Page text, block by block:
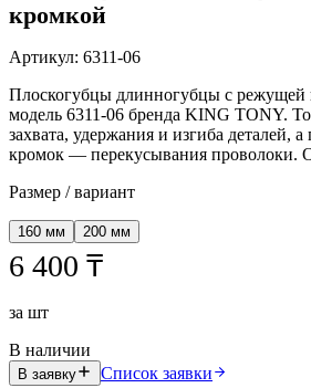
кромкой
Артикул: 6311-06
Плоскогубцы длинногубцы с режущей
модель 6311-06 бренда KING TONY.
захвата, удержания и изгиба деталей,
кромок — перекусывания проволоки.
Размер / вариант
160 мм 200 мм
6 400 ₸
за шт
В наличии
В заявку Список заявки